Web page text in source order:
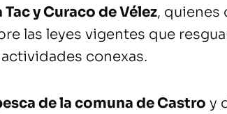
y Curaco de Vélez, quienes
las leyes vigentes que
conexas.
de la comuna de Castro y